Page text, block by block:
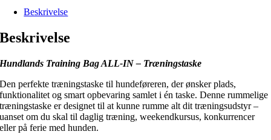
Beskrivelse
Beskrivelse
Hundlands Training Bag ALL-IN – Træningstaske
Den perfekte træningstaske til hundeføreren, der ønsker plads,
funktionalitet og smart opbevaring samlet i én taske. Denne rummelige
træningstaske er designet til at kunne rumme alt dit træningsudstyr –
uanset om du skal til daglig træning, weekendkursus, konkurrencer
eller på ferie med hunden.